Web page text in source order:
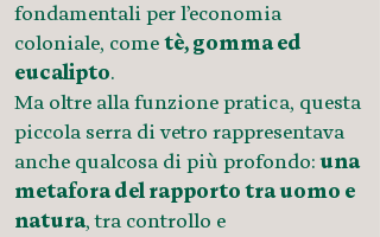
fondamentali per l’economia
coloniale, cometè, gomma ed
eucalipto.
Ma oltre alla funzione pratica, questa
piccola serra di vetro rappresentava
anche qualcosa di più profondo:una
metafora del rapporto tra uomo e
natura, tra controllo e